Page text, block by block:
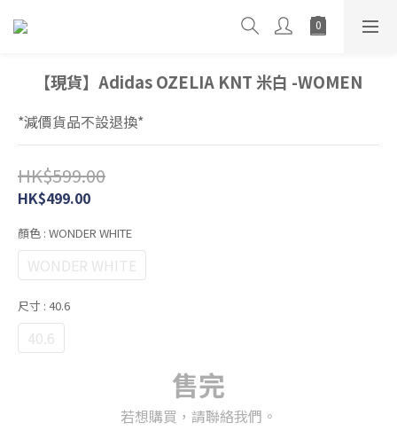
【現貨】Adidas OZELIA KNT 米白 -WOMEN
*減價貨品不設退換*
HK$599.00
HK$499.00
顏色 : WONDER WHITE
WONDER WHITE
尺寸 : 40.6
40.6
售完
若想購買，請聯絡我們。